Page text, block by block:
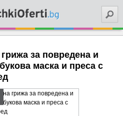
за повредена и
маска и преса с